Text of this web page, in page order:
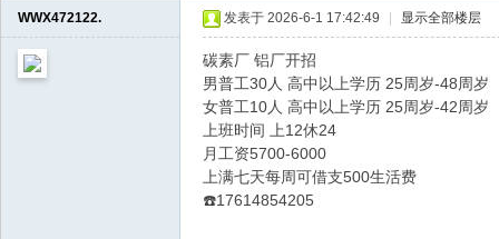
WWX472122. 发表于 2026-6-1 17:42:49 显示全部楼层
碳素厂 铝厂开招
男普工30人 高中以上学历 25周岁-48周岁
女普工10人 高中以上学历 25周岁-42周岁
上班时间 上12休24
月工资5700-6000
上满七天每周可借支500生活费
☎️17614854205